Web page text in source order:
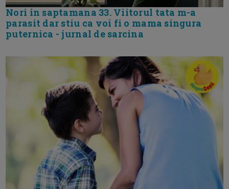
Nori in saptamana 33. Viitorul tata m-a
parasit dar stiu ca voi fi o mama singura
puternica - jurnal de sarcina